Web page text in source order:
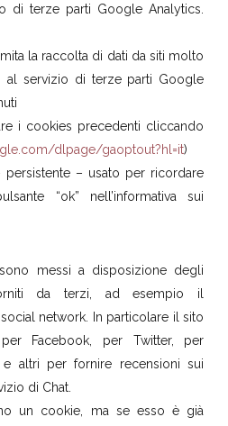
di terze parti Google Analytics.
la raccolta di dati da siti molto
al servizio di terze parti Google
i cookies precedenti cliccando
dlpage/gaoptout?hl=it)
persistente – usato per ricordare
“ok” nell’informativa sui
messi a disposizione degli
da terzi, ad esempio il
network. In particolare il sito
Facebook, per Twitter, per
e altri per fornire recensioni sui
di Chat.
un cookie, ma se esso è già